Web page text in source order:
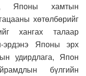
Японы хамтын
хөтөлбөрийг
хангах талаар
эрдэнэ Японы эрх
удирдлага, Япон
бүлгийн